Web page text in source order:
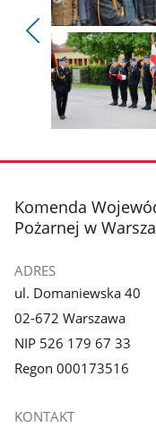
Pokaż
poprzednie
zdjęcia
Pokaż
zdjęcie
1
z
galerii.
zdjęcie
galerii.
stopka
Komenda
Pożarnej w
ADRES
ul. Domaniewska 40
02-672 Warszawa
NIP 526 179 67 33
Regon 000173516
KONTAKT